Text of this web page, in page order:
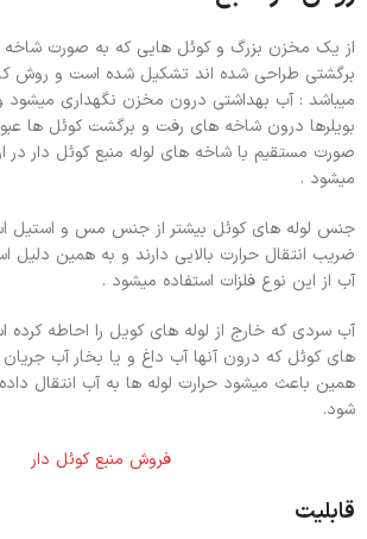
از یک مخزن بزرگ و کوئل هایی که به صورت شاخه
برگشتی طراحی شده اند تشکیل شده است و روش
میباشد : آب بهداشتی درون مخزن نگهداری میشود و
بویلرها درون شاخه های رفت و برگشت کوئل ها
صورت مستقیم با شاخه های لوله منبع کوئل دار در
میشود .
جنس لوله های کوئل بیشتر از جنس مس و استیل
ضریب انتقال حرارت بالایی دارند و به همین دلیل
آب از این نوع فلزات استفاده میشود .
آب سردی که خارج از لوله های کویل را احاطه کرده
های کوئل که درون آنها آب داغ و یا بخار آب
همین باعث میشود حرارت لوله ها به آب انتقال
شود.
فروش منبع کوئل دار
قابلیت